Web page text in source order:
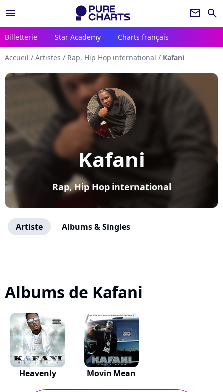
menu newsletter search
Billetterie Star Academy Charts français
Accueil / Artistes / Rap, Hip Hop international / Kafani
Kafani
Rap, Hip Hop international
Artiste Albums & Singles
Albums de Kafani
Heavenly Movin Mean